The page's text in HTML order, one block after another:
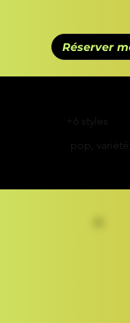
Réserver
+6 styles
pop,